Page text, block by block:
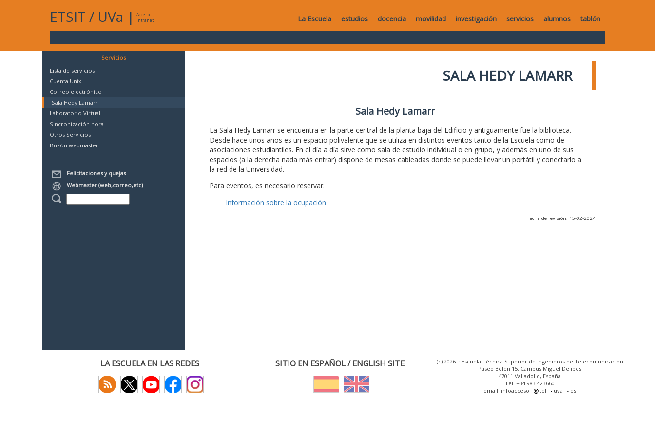
ETSIT / UVa |
Acceso
Intranet
La Escuela estudios docencia movilidad investigación servicios alumnos tablón
Servicios
Lista de servicios
Cuenta Unix
Correo electrónico
Sala Hedy Lamarr
Laboratorio Virtual
Sincronización hora
Otros Servicios
Buzón webmaster
Felicitaciones y quejas
Webmaster (web,correo,etc)
SALA HEDY LAMARR
Sala Hedy Lamarr
La Sala Hedy Lamarr se encuentra en la parte central de la planta baja del Edificio y antiguamente fue la biblioteca.
Desde hace unos años es un espacio polivalente que se utiliza en distintos eventos tanto de la Escuela como de
asociaciones estudiantiles. En el día a día sirve como sala de estudio individual o en grupo, y además en uno de sus
espacios (a la derecha nada más entrar) dispone de mesas cableadas donde se puede llevar un portátil y conectarlo a
la red de la Universidad.
Para eventos, es necesario reservar.
Información sobre la ocupación
Fecha de revisión: 15-02-2024
LA ESCUELA EN LAS REDES SITIO EN ESPAÑOL / ENGLISH SITE
(c) 2026 :: Escuela Técnica Superior de Ingenieros de Telecomunicación
Paseo Belén 15. Campus Miguel Delibes
47011 Valladolid, España
Tel: +34 983 423660
email: infoacceso
tel uva es